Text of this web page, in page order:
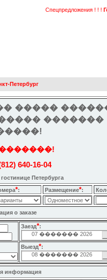
Спецпредложения ! ! !
Петербург
�����
�������
640-16-04
Петербурга
*: Размещение*:
о заказе
Заезд*:
Выезд*:
информация